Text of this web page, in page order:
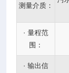
测量介质：
· 量程范
围：
· 输出信